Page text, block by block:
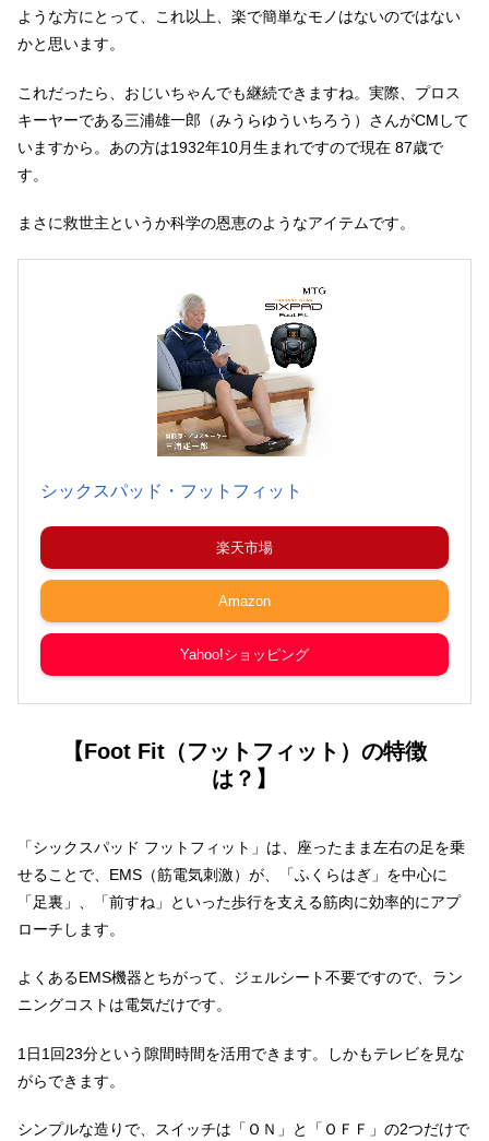
ような方にとって、これ以上、楽で簡単なモノはないのではない
かと思います。
これだったら、おじいちゃんでも継続できますね。実際、プロス
キーヤーである三浦雄一郎（みうらゆういちろう）さんがCMして
いますから。あの方は1932年10月生まれですので現在 87歳で
す。
まさに救世主というか科学の恩恵のようなアイテムです。
シックスパッド・フットフィット
楽天市場
Amazon
Yahoo!ショッピング
【Foot Fit（フットフィット）の特徴
は？】
「シックスパッド フットフィット」は、座ったまま左右の足を乗
せることで、EMS（筋電気刺激）が、「ふくらはぎ」を中心に
「足裏」、「前すね」といった歩行を支える筋肉に効率的にアプ
ローチします。
よくあるEMS機器とちがって、ジェルシート不要ですので、ラン
ニングコストは電気だけです。
1日1回23分という隙間時間を活用できます。しかもテレビを見な
がらできます。
シンプルな造りで、スイッチは「ＯＮ」と「ＯＦＦ」の2つだけで